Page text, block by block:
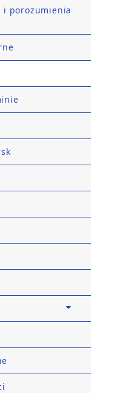
i porozumienia